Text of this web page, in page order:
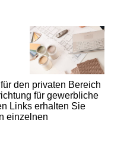
den privaten Bereich
für gewerbliche
Links erhalten Sie
einzelnen